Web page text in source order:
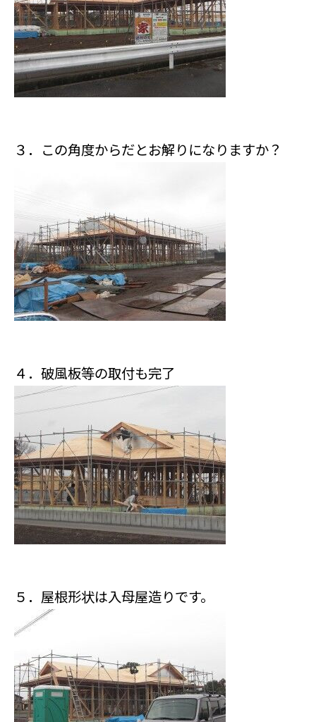
３．この角度からだとお解りになりますか？
４．破風板等の取付も完了
５．屋根形状は入母屋造りです。